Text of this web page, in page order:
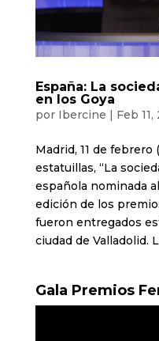
España: La
en los Goya
por Ibercine | Feb
Madrid, 11 de febrero
estatuillas, “La
española nominada
edición de los
fueron entregados
ciudad de Valladolid.
Gala Premios